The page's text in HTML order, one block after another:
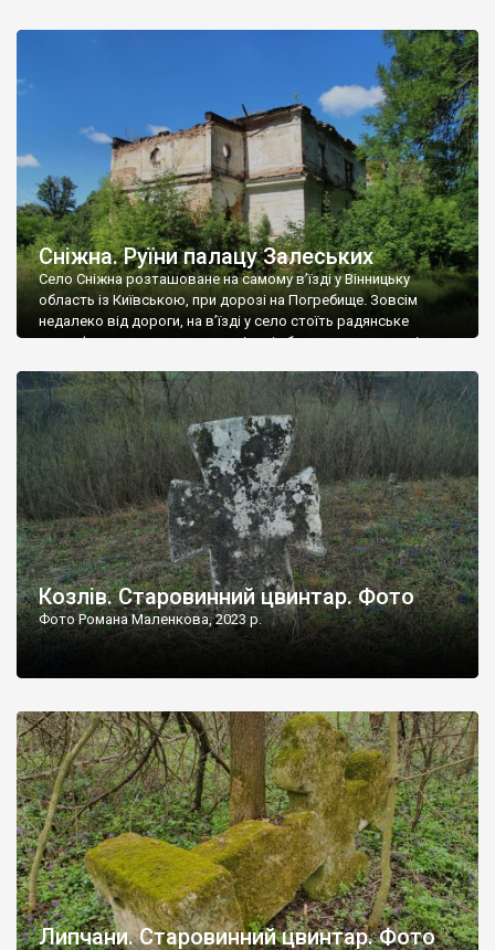
Наддністрянське відрізняється від більшості навколишніх
сіл. У селі є мурована Михайлівська церква. Точної дати […]
Сніжна. Руїни палацу Залеських
Село Сніжна розташоване на самому в’їзді у Вінницьку
область із Київською, при дорозі на Погребище. Зовсім
недалеко від дороги, на в’їзді у село стоїть радянське
рельєфне пано, яке показує жінку і яблуню, а трохи далі, десь
не видно, але видно дві стареньких колії у траві – […]
Козлів. Старовинний цвинтар. Фото
Фото Романа Маленкова, 2023 р.
Липчани. Старовинний цвинтар. Фото